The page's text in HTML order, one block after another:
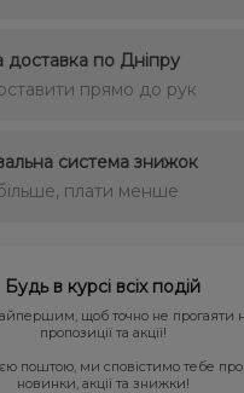
доставка по Дніпру
прямо до рук
система знижок
плати менше
Будь в курсі всіх подій
щоб точно не прогаяти
пропозиції та акції!
поштою, ми сповістимо тебе про
новинки, акції та знижки!